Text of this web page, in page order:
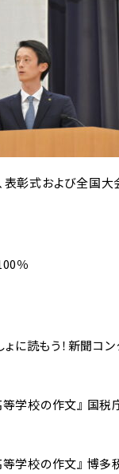
彰式および全国大
％
ょに読もう！新聞
学校の作文』 国税
学校の作文』 博多